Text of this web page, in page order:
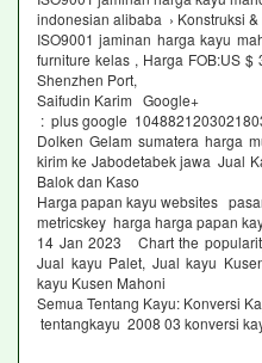
indonesian alibaba › Konstruksi &
ISO9001 jaminan harga kayu
furniture kelas , Harga FOB:US
Shenzhen Port,
Saifudin Karim Google+
: plus google
Dolken Gelam sumatera harga
kirim ke Jabodetabek jawa Jual
Balok dan Kaso
Harga papan kayu websites
metricskey harga harga papan
14 Jan 2023 Chart the
Jual kayu Palet, Jual kayu
kayu Kusen Mahoni
Semua Tentang Kayu: Konversi
tentangkayu 2008 03 konversi